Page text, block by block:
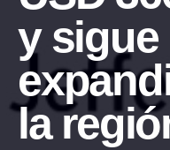
y sigue
la